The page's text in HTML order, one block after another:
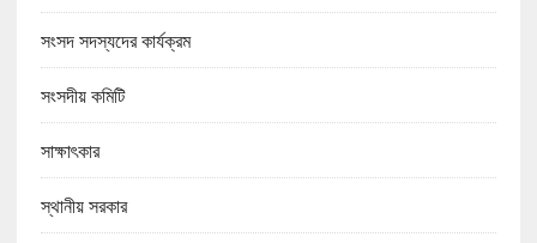
সংসদ সদস্যদের কার্যক্রম
সংসদীয় কমিটি
সাক্ষাৎকার
স্থানীয় সরকার